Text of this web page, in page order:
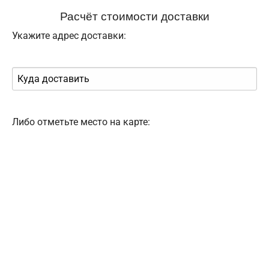
Расчёт стоимости доставки
Укажите адрес доставки:
Либо отметьте место на карте: